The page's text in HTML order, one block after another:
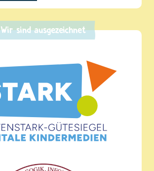
Wir sind ausgezeichnet